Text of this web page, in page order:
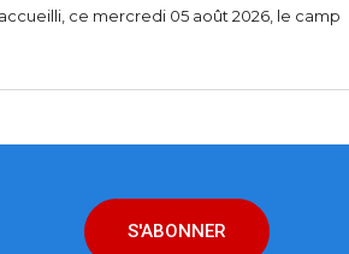
ce mercredi 05 août 2026, le camp
S'ABONNER